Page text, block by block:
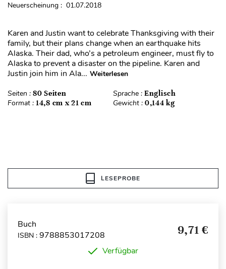
Neuerscheinung : 01.07.2018
Karen and Justin want to celebrate Thanksgiving with their
family, but their plans change when an earthquake hits
Alaska. Their dad, who’s a petroleum engineer, must fly to
Alaska to prevent a disaster on the pipeline. Karen and
Justin join him in Ala... Weiterlesen
Seiten : 80 Seiten Sprache : Englisch
Format : 14,8 cm x 21 cm Gewicht : 0,144 kg
LESEPROBE
Buch
ISBN : 9788853017208 9,71 €
Verfügbar